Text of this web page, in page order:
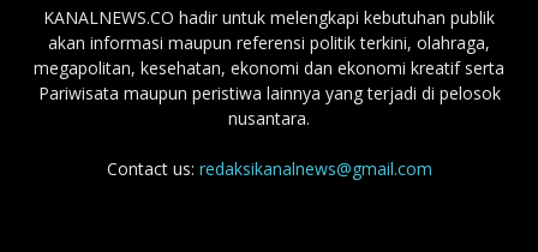
KANALNEWS.CO hadir untuk melengkapi kebutuhan publik
akan informasi maupun referensi politik terkini, olahraga,
megapolitan, kesehatan, ekonomi dan ekonomi kreatif serta
Pariwisata maupun peristiwa lainnya yang terjadi di pelosok
nusantara.
Contact us: redaksikanalnews@gmail.com